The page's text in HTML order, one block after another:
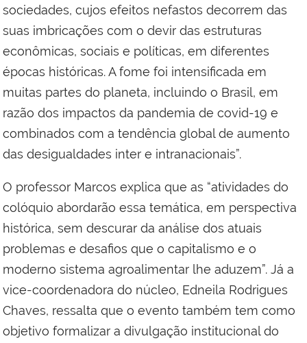
sociedades, cujos efeitos nefastos decorrem das
suas imbricações com o devir das estruturas
econômicas, sociais e políticas, em diferentes
épocas históricas. A fome foi intensificada em
muitas partes do planeta, incluindo o Brasil, em
razão dos impactos da pandemia de covid-19 e
combinados com a tendência global de aumento
das desigualdades inter e intranacionais”.
O professor Marcos explica que as “atividades do
colóquio abordarão essa temática, em perspectiva
histórica, sem descurar da análise dos atuais
problemas e desafios que o capitalismo e o
moderno sistema agroalimentar lhe aduzem”. Já a
vice-coordenadora do núcleo, Edneila Rodrigues
Chaves, ressalta que o evento também tem como
objetivo formalizar a divulgação institucional do